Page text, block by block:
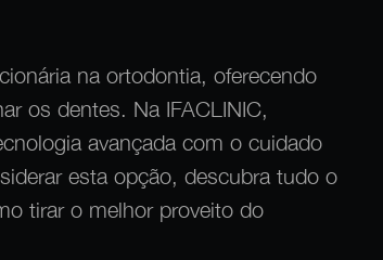
na ortodontia, oferecendo
os dentes. Na IFACLINIC,
avançada com o cuidado
esta opção, descubra tudo o
tirar o melhor proveito do